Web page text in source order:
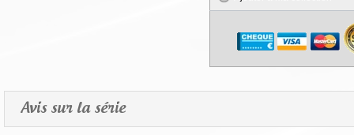
Avis sur la série